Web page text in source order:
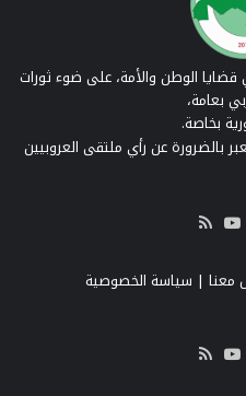
الوطن والأمة، على ضوء ثورات
بعامة،
بخاصة.
بالضرورة عن رأي ملتقى العروبيين
‫X
‫YouTube
RSS
معنا | سياسة الخصوصية
‫X
‫YouTube